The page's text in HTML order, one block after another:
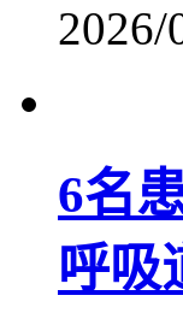
2026/
6名
呼吸